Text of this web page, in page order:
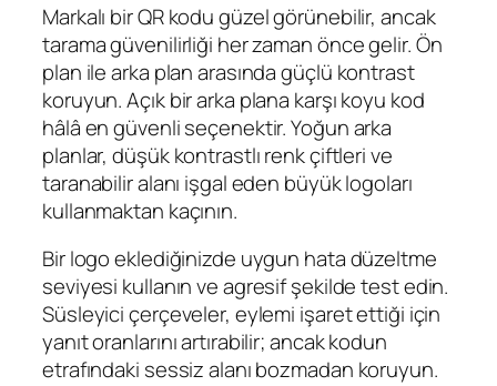
Markalı bir QR kodu güzel görünebilir, ancak
tarama güvenilirliği her zaman önce gelir. Ön
plan ile arka plan arasında güçlü kontrast
koruyun. Açık bir arka plana karşı koyu kod
hâlâ en güvenli seçenektir. Yoğun arka
planlar, düşük kontrastlı renk çiftleri ve
taranabilir alanı işgal eden büyük logoları
kullanmaktan kaçının.
Bir logo eklediğinizde uygun hata düzeltme
seviyesi kullanın ve agresif şekilde test edin.
Süsleyici çerçeveler, eylemi işaret ettiği için
yanıt oranlarını artırabilir; ancak kodun
etrafındaki sessiz alanı bozmadan koruyun.